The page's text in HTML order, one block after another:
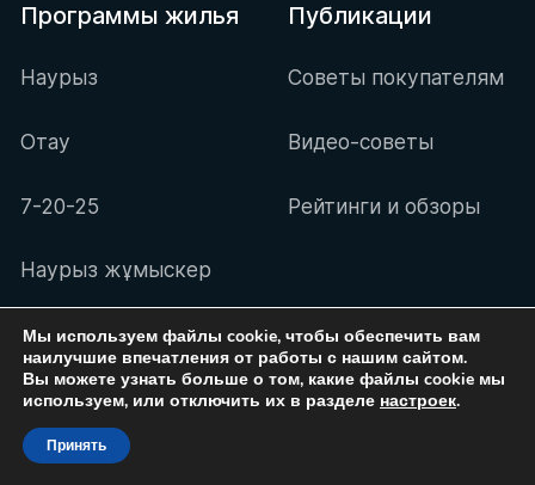
Программы жилья
Наурыз
Отау
7-20-25
Наурыз жұмыскер
Умай
Публикации
Советы покупателям
Видео-советы
Рейтинги и обзоры
Партнерам
Мы используем файлы cookie, чтобы обеспечить вам
наилучшие впечатления от работы с нашим сайтом.
Вы можете узнать больше о том, какие файлы cookie мы
используем, или отключить их в разделе настроек.
Принять